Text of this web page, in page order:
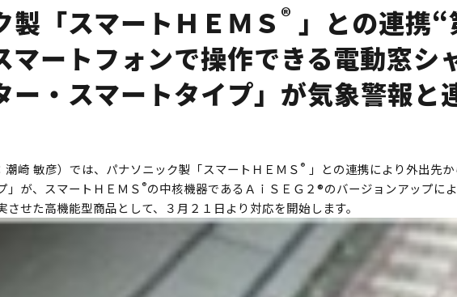
製「スマートＨＥＭＳ ® 」との連携
マートフォンで操作できる電動窓シ
ー・スマートタイプ」が気象警報と
崎 敏彦）では、パナソニック製「スマートＨＥＭＳ ® 」との連携により外出先
」が、スマートＨＥＭＳ ®の中核機器であるＡｉＳＥＧ２®のバージョンアップに
せた高機能型商品として、３月２１日より対応を開始します。